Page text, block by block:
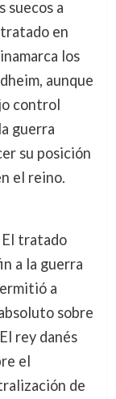
suecos a
en
los
aunque
control
guerra
su posición
el reino.
tratado
a la guerra
a
sobre
rey danés
el
de